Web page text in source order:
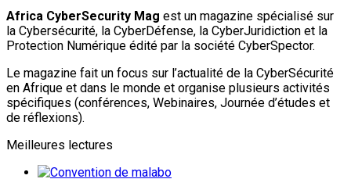
Africa CyberSecurity Mag est un magazine spécialisé sur
la Cybersécurité, la CyberDéfense, la CyberJuridiction et la
Protection Numérique édité par la société CyberSpector.
Le magazine fait un focus sur l’actualité de la CyberSécurité
en Afrique et dans le monde et organise plusieurs activités
spécifiques (conférences, Webinaires, Journée d’études et
de réflexions).
Meilleures lectures